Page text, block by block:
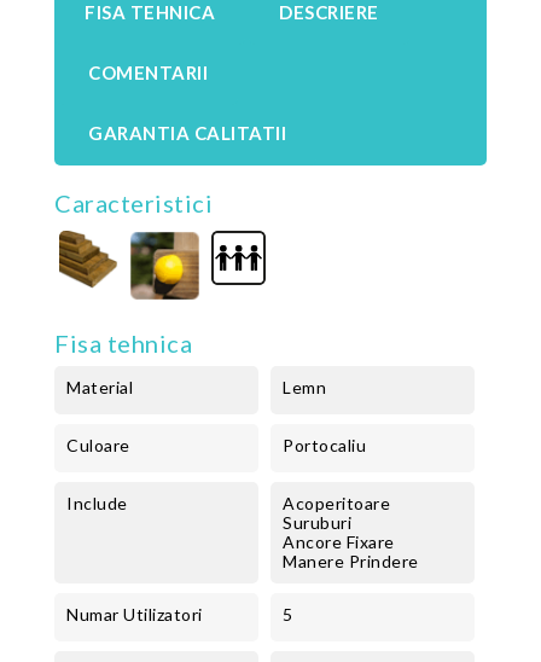
FISA TEHNICA DESCRIERE
COMENTARII
GARANTIA CALITATII
Caracteristici
Fisa tehnica
Material Lemn
Culoare Portocaliu
Include
Acoperitoare
Suruburi
Ancore Fixare
Manere Prindere
Numar Utilizatori 5